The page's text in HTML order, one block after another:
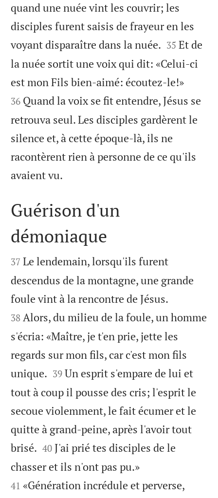
quand une nuée vint les couvrir; les
disciples furent saisis de frayeur en les
voyant disparaître dans la nuée. 

35 Et de
la nuée sortit une voix qui dit: «Celui-ci
est mon Fils bien-aimé: écoutez-le!»
36 Quand la voix se fit entendre, Jésus se
retrouva seul. Les disciples gardèrent le
silence et, à cette époque-là, ils ne
racontèrent rien à personne de ce qu'ils
avaient vu.

Guérison d'un
démoniaque

37 Le lendemain, lorsqu'ils furent
descendus de la montagne, une grande
foule vint à la rencontre de Jésus.
38 Alors, du milieu de la foule, un homme
s'écria: «Maître, je t'en prie, jette les
regards sur mon fils, car c'est mon fils
unique. 

39 Un esprit s'empare de lui et
tout à coup il pousse des cris; l'esprit le
secoue violemment, le fait écumer et le
quitte à grand-peine, après l'avoir tout
brisé. 

40 J'ai prié tes disciples de le
chasser et ils n'ont pas pu.»
41 «Génération incrédule et perverse,